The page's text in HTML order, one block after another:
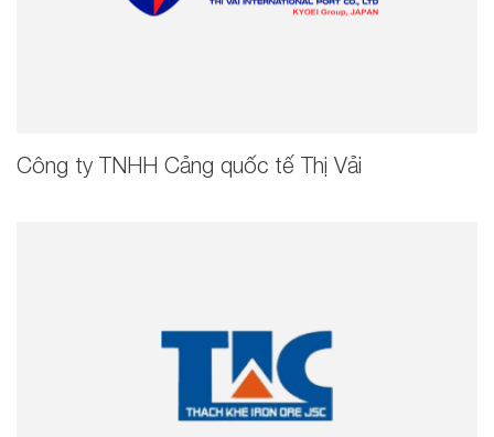
Công ty TNHH Cảng quốc tế Thị Vải